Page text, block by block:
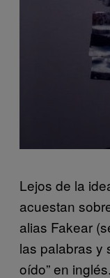
Lejos de la
acuestan
alias Fakear
las palabras y
oído” en